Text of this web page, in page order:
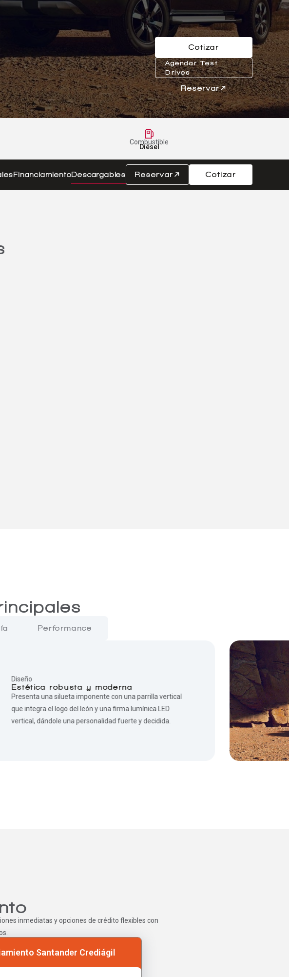
Cotizar
Agendar Test
Drives
Reservar
Combustible
Diésel
FinanciamientoDescargables Reservar Cotizar
Performance
Diseño
Estética robusta y moderna
Presenta una silueta imponente con una parrilla vertical
que integra el logo del león y una firma lumínica LED
vertical, dándole una personalidad fuerte y decidida.
inmediatas y opciones de crédito flexibles con
Santander Crediágil